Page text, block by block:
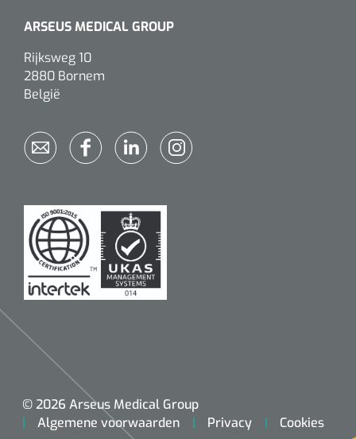
ARSEUS MEDICAL GROUP
Rijksweg 10
2880 Bornem
België
© 2026 Arseus Medical Group
Algemene voorwaarden
Privacy Cookies